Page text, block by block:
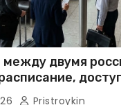
двумя
Pristroykin_